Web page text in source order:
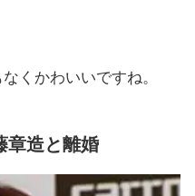
くかわいいですね。
造と離婚